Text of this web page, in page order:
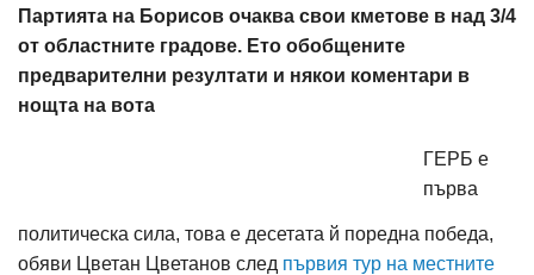
Партията на Борисов очаква свои кметове в над 3/4
от областните градове. Ето обобщените
предварителни резултати и някои коментари в
нощта на вота
ГЕРБ е
първа
политическа сила, това е десетата й поредна победа,
обяви Цветан Цветанов след първия тур на местните